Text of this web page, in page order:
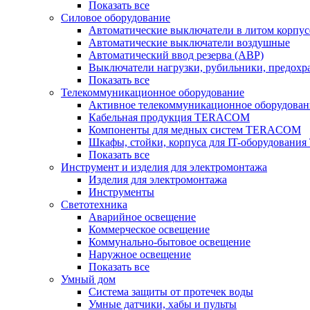
Показать все
Силовое оборудование
Автоматические выключатели в литом
Автоматические выключатели воздушные
Автоматический ввод резерва (АВР)
Выключатели нагрузки, рубильники,
Показать все
Телекоммуникационное оборудование
Активное телекоммуникационное
Кабельная продукция TERACOM
Компоненты для медных систем TERACOM
Шкафы, стойки, корпуса для IT-
Показать все
Инструмент и изделия для электромонтажа
Изделия для электромонтажа
Инструменты
Светотехника
Аварийное освещение
Коммерческое освещение
Коммунально-бытовое освещение
Наружное освещение
Показать все
Умный дом
Система защиты от протечек воды
Умные датчики, хабы и пульты